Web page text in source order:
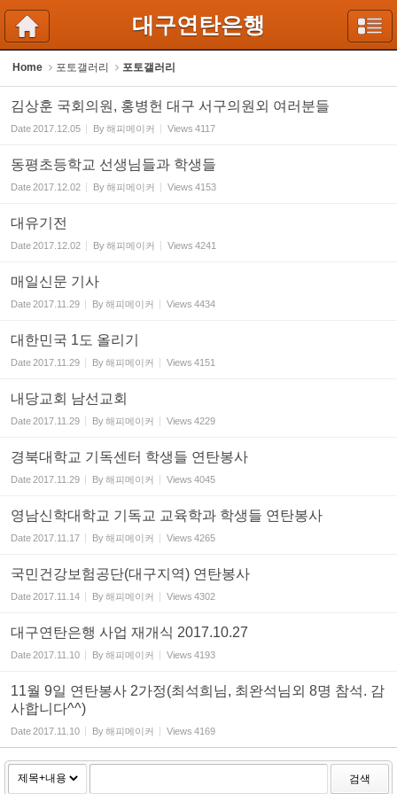
대구연탄은행
Home 포토갤러리 포토갤러리
김상훈 국회의원, 홍병헌 대구 서구의원외 여러분들
Date2017.12.05 By해피메이커 Views 4117
동평초등학교 선생님들과 학생들
Date2017.12.02 By해피메이커 Views 4153
대유기전
Date2017.12.02 By해피메이커 Views 4241
매일신문 기사
Date2017.11.29 By해피메이커 Views 4434
대한민국 1도 올리기
Date2017.11.29 By해피메이커 Views 4151
내당교회 남선교회
Date2017.11.29 By해피메이커 Views 4229
경북대학교 기독센터 학생들 연탄봉사
Date2017.11.29 By해피메이커 Views 4045
영남신학대학교 기독교 교육학과 학생들 연탄봉사
Date2017.11.17 By해피메이커 Views 4265
국민건강보험공단(대구지역) 연탄봉사
Date2017.11.14 By해피메이커 Views 4302
대구연탄은행 사업 재개식 2017.10.27
Date2017.11.10 By해피메이커 Views 4193
11월 9일 연탄봉사 2가정(최석희님, 최완석님외 8명 참석. 감
사합니다^^)
Date2017.11.10 By해피메이커 Views 4169
검색